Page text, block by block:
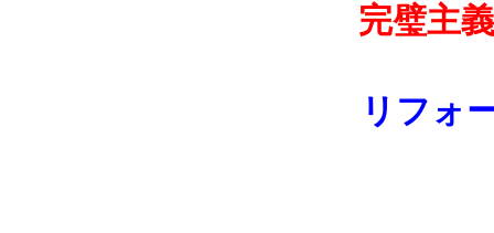
完璧主
リフォ